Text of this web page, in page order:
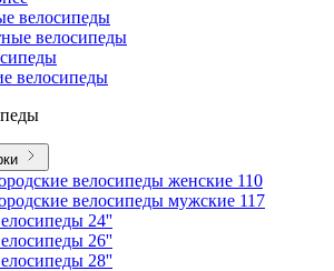
велосипеды
велосипеды
велосипеды
велосипеды женские 110
велосипеды мужские 117
24''
26''
28''